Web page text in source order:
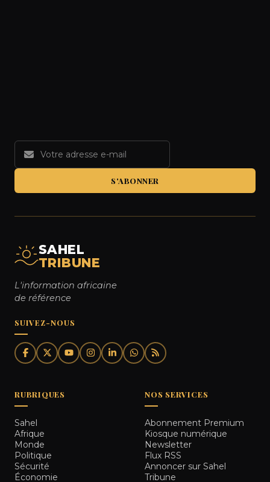
S'ABONNER
SAHEL
TRIBUNE
L'information africaine
de référence
SUIVEZ-NOUS
RUBRIQUES
Sahel
Afrique
Monde
Politique
Sécurité
Économie
NOS SERVICES
Abonnement Premium
Kiosque numérique
Newsletter
Flux RSS
Annoncer sur Sahel
Tribune